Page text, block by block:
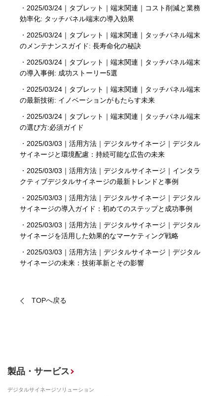
・ 2025/03/24｜タブレット｜端末関連｜コスト削減と業務
効率化: タッチパネル端末の導入効果
・ 2025/03/24｜タブレット｜端末関連｜タッチパネル端末
のメンテナンスガイド: 長寿命化の秘訣
・ 2025/03/24｜タブレット｜端末関連｜タッチパネル端末
の導入事例: 成功ストーリー5選
・ 2025/03/24｜タブレット｜端末関連｜タッチパネル端末
の最新技術: イノベーションがもたらす未来
・ 2025/03/24｜タブレット｜端末関連｜タッチパネル端末
の選び方:必須ガイド
・ 2025/03/03｜活用方法｜デジタルサイネージ｜デジタル
サイネージと環境配慮：持続可能な広告の未来
・ 2025/03/03｜活用方法｜デジタルサイネージ｜インタラ
クティブデジタルサイネージの最新トレンドと事例
・ 2025/03/03｜活用方法｜デジタルサイネージ｜デジタル
サイネージの導入ガイド：初めてのステップと成功事例
・ 2025/03/03｜活用方法｜デジタルサイネージ｜デジタル
サイネージを活用した効果的なマーケティング戦略
・ 2025/03/03｜活用方法｜デジタルサイネージ｜デジタル
サイネージの未来：技術革新とその影響
TOPへ戻る
製品・サービス
デジタルサイネージソリューション